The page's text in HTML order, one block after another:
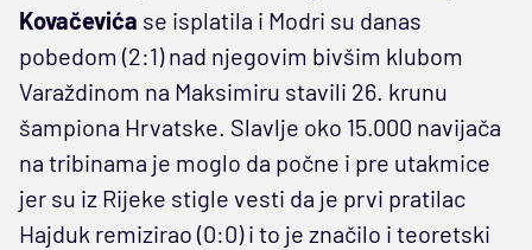
Kovačevića se isplatila i Modri su danas
pobedom (2:1) nad njegovim bivšim klubom
Varaždinom na Maksimiru stavili 26. krunu
šampiona Hrvatske. Slavlje oko 15.000 navijača
na tribinama je moglo da počne i pre utakmice
jer su iz Rijeke stigle vesti da je prvi pratilac
Hajduk remizirao (0:0) i to je značilo i teoretski